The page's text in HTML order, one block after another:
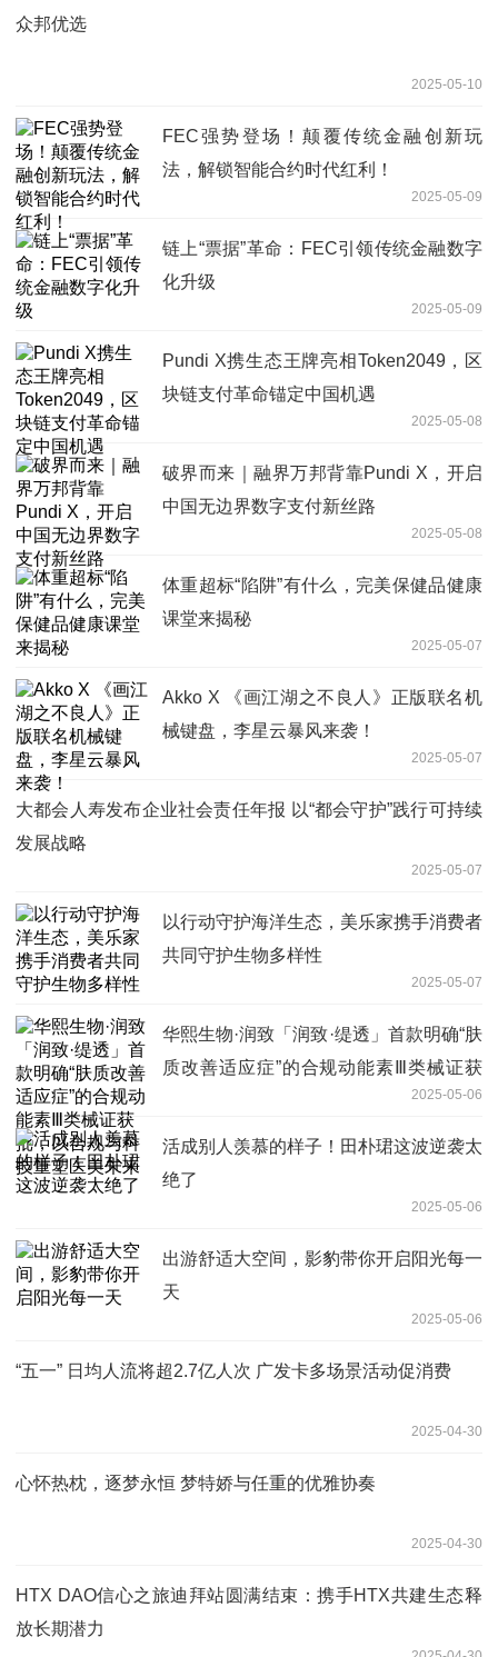
众邦优选
2025-05-10
FEC强势登场！颠覆传统金融创新玩
法，解锁智能合约时代红利！
2025-05-09
链上“票据”革命：FEC引领传统金融数字
化升级
2025-05-09
Pundi X携生态王牌亮相Token2049，区
块链支付革命锚定中国机遇
2025-05-08
破界而来｜融界万邦背靠Pundi X，开启
中国无边界数字支付新丝路
2025-05-08
体重超标“陷阱”有什么，完美保健品健康
课堂来揭秘
2025-05-07
Akko X 《画江湖之不良人》正版联名机
械键盘，李星云暴风来袭！
2025-05-07
大都会人寿发布企业社会责任年报 以“都会守护”践行可持续
发展战略
2025-05-07
以行动守护海洋生态，美乐家携手消费者
共同守护生物多样性
2025-05-07
华熙生物·润致「润致·缇透」首款明确“肤
质改善适应症”的合规动能素Ⅲ类械证获
2025-05-06
活成别人羡慕的样子！田朴珺这波逆袭太
绝了
2025-05-06
出游舒适大空间，影豹带你开启阳光每一
天
2025-05-06
“五一” 日均人流将超2.7亿人次 广发卡多场景活动促消费
2025-04-30
心怀热枕，逐梦永恒 梦特娇与任重的优雅协奏
2025-04-30
HTX DAO信心之旅迪拜站圆满结束：携手HTX共建生态释
放长期潜力